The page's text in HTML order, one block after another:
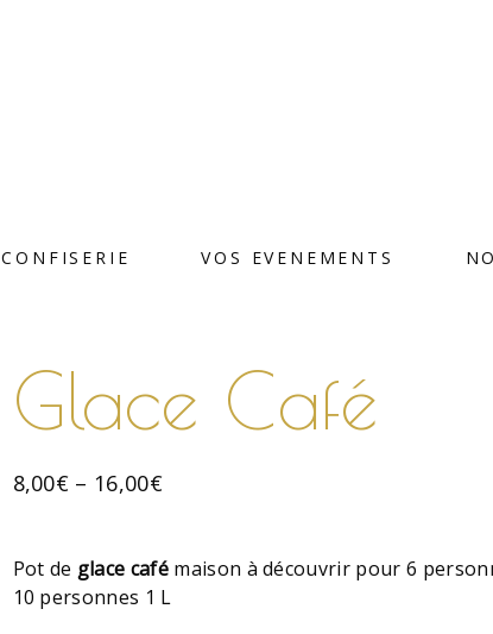
CONFISERIE VOS EVENEMENTS
Glace Café
8,00€ – 16,00€
Pot de glace cafémaison à découvrir pour 6
10 personnes 1 L